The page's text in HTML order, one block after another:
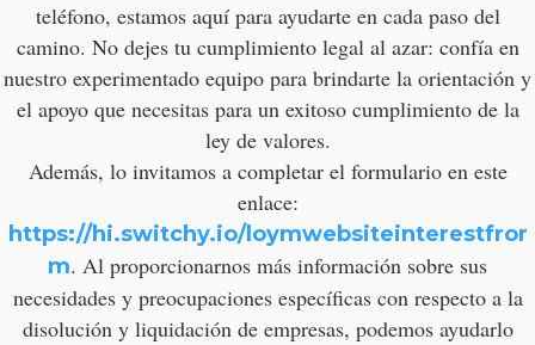
teléfono, estamos aquí para ayudarte en cada paso del
camino. No dejes tu cumplimiento legal al azar: confía en
nuestro experimentado equipo para brindarte la orientación y
el apoyo que necesitas para un exitoso cumplimiento de la
ley de valores.
Además, lo invitamos a completar el formulario en este
enlace:
https://hi.switchy.io/loymwebsiteinterestfror
m. Al proporcionarnos más información sobre sus
necesidades y preocupaciones específicas con respecto a la
disolución y liquidación de empresas, podemos ayudarlo